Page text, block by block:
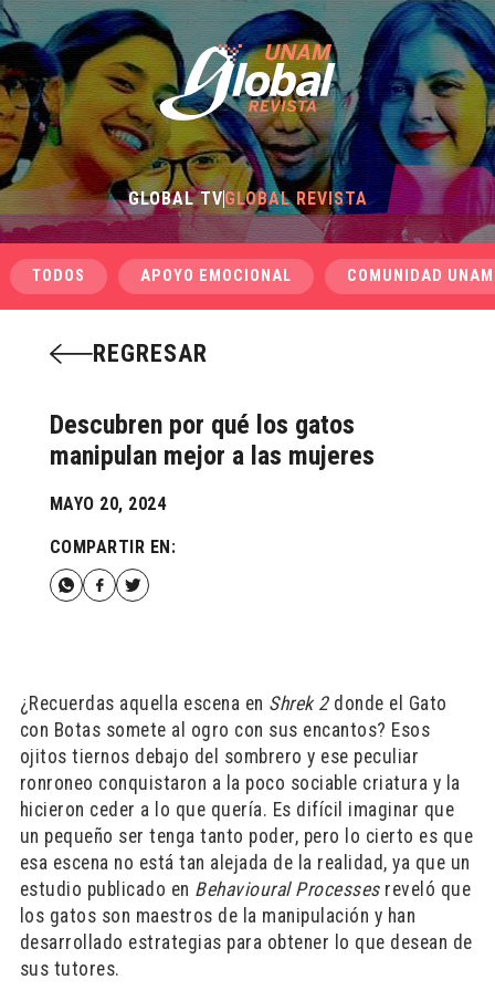
GLOBAL TVGLOBAL REVISTA
TODOS APOYO EMOCIONAL COMUNIDAD UNAM
REGRESAR
Descubren por qué los gatos
manipulan mejor a las mujeres
MAYO 20, 2024
COMPARTIR EN:
¿Recuerdas aquella escena en Shrek 2donde el Gato
con Botas somete al ogro con sus encantos? Esos
ojitos tiernos debajo del sombrero y ese peculiar
ronroneo conquistaron a la poco sociable criatura y la
hicieron ceder a lo que quería. Es difícil imaginar que
un pequeño ser tenga tanto poder, pero lo cierto es que
esa escena no está tan alejada de la realidad, ya que un
estudio publicado en Behavioural Processesreveló que
los gatos son maestros de la manipulación y han
desarrollado estrategias para obtener lo que desean de
sus tutores.